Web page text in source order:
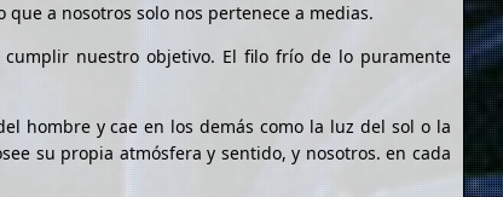
a nosotros solo nos pertenece a medias.
nuestro objetivo. El filo frío de lo puramente
hombre y cae en los demás como la luz del sol o la
su propia atmósfera y sentido, y nosotros. en cada